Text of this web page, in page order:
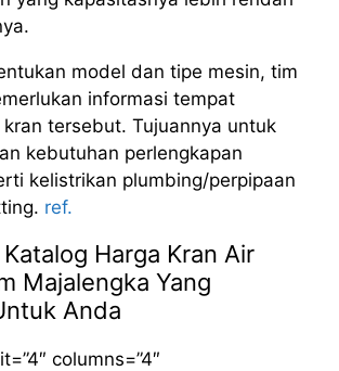
model dan tipe mesin, tim
informasi tempat
tersebut. Tujuannya untuk
kebutuhan perlengkapan
kelistrikan plumbing/perpipaan
ref.
Harga Kran Air
Majalengka Yang
Anda
columns=”4″